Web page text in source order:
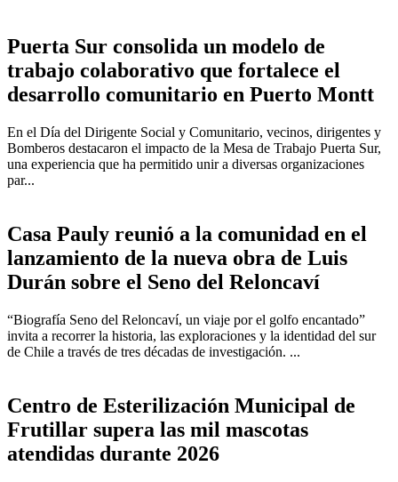
Puerta Sur consolida un modelo de
trabajo colaborativo que fortalece el
desarrollo comunitario en Puerto Montt
En el Día del Dirigente Social y Comunitario, vecinos, dirigentes y
Bomberos destacaron el impacto de la Mesa de Trabajo Puerta Sur,
una experiencia que ha permitido unir a diversas organizaciones
par...
Casa Pauly reunió a la comunidad en el
lanzamiento de la nueva obra de Luis
Durán sobre el Seno del Reloncaví
“Biografía Seno del Reloncaví, un viaje por el golfo encantado”
invita a recorrer la historia, las exploraciones y la identidad del sur
de Chile a través de tres décadas de investigación. ...
Centro de Esterilización Municipal de
Frutillar supera las mil mascotas
atendidas durante 2026